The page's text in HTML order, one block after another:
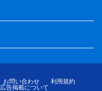
お問い合わせ
利用規約
広告掲載について